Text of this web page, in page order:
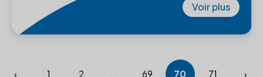
Voir plus
‹ 1 2 ... 69 70 71 ›